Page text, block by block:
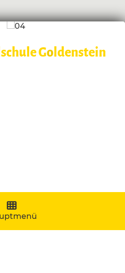
Goldenstein
Navigation aufklappen